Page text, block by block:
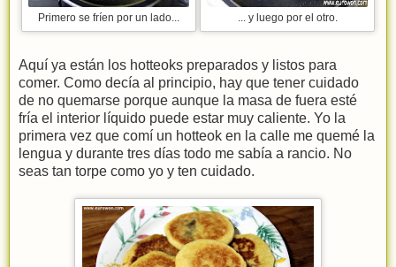
Primero se fríen por un lado... ... y luego por el otro.
Aquí ya están los hotteoks preparados y listos para
comer. Como decía al principio, hay que tener cuidado
de no quemarse porque aunque la masa de fuera esté
fría el interior líquido puede estar muy caliente. Yo la
primera vez que comí un hotteok en la calle me quemé la
lengua y durante tres días todo me sabía a rancio. No
seas tan torpe como yo y ten cuidado.